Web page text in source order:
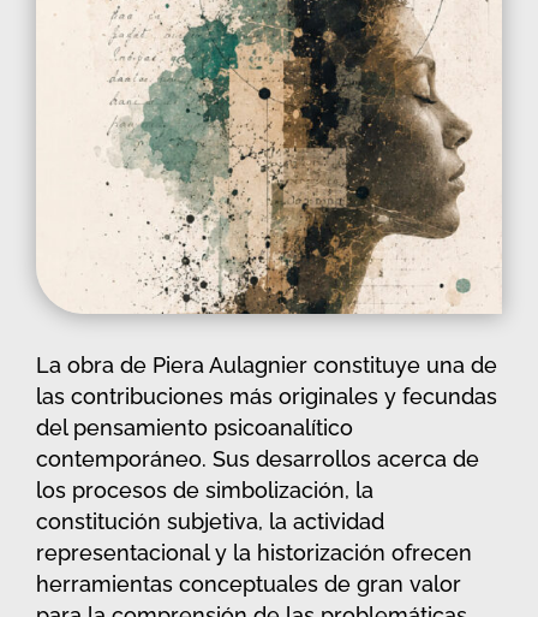
La obra de Piera Aulagnier constituye una de
las contribuciones más originales y fecundas
del pensamiento psicoanalítico
contemporáneo. Sus desarrollos acerca de
los procesos de simbolización, la
constitución subjetiva, la actividad
representacional y la historización ofrecen
herramientas conceptuales de gran valor